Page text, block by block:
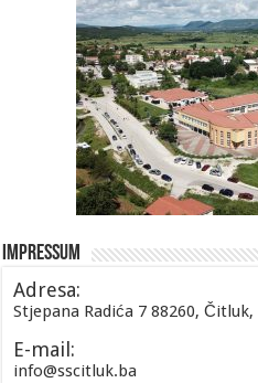
Impressum
Adresa:
Stjepana Radića 7 88260, Čitluk,
E-mail:
info@sscitluk.ba